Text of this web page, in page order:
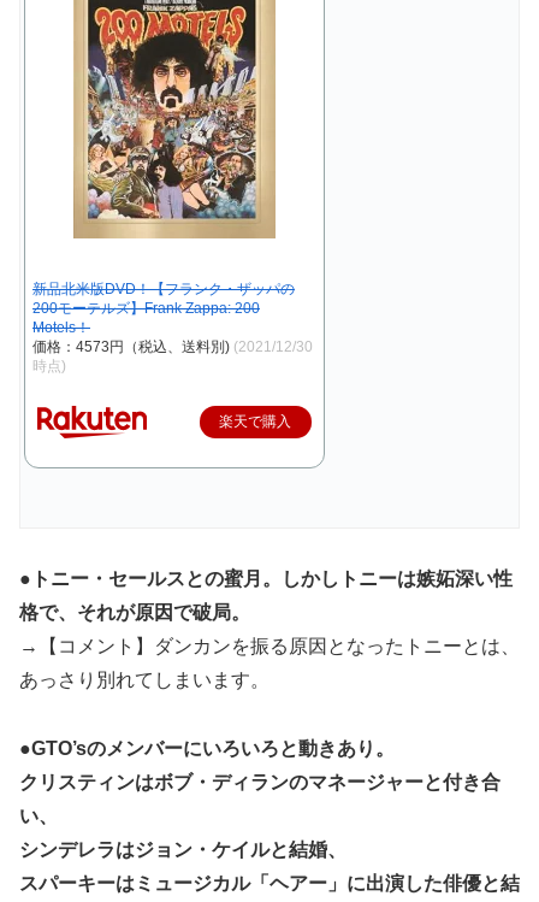
新品北米版DVD！【フランク・ザッパの
200モーテルズ】Frank Zappa: 200
Motels！
価格：4573円（税込、送料別) (2021/12/30
時点)
楽天で購入
●トニー・セールスとの蜜月。しかしトニーは嫉妬深い性
格で、それが原因で破局。
→【コメント】ダンカンを振る原因となったトニーとは、
あっさり別れてしまいます。
●GTO’sのメンバーにいろいろと動きあり。
クリスティンはボブ・ディランのマネージャーと付き合
い、
シンデレラはジョン・ケイルと結婚、
スパーキーはミュージカル「ヘアー」に出演した俳優と結